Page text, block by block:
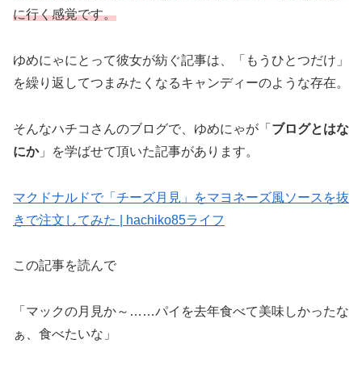
に行く感覚です。
ゆめにゃにとって彼女が紡ぐ記事は、「もうひとつだけ」
を繰り返してつまみたくなるキャンディーのような存在。
そんなハチコさんのブログで、ゆめにゃが「 ブログとはな
にか」を学ばせて頂いた記事があります。
マクドナルドで「チーズ月見」をマヨネーズ風ソースを抜
きで注文してみた | hachiko85ライフ
この記事を読んで
「マックの月見か～……パイを去年食べて美味しかったな
ぁ、食べたいな」